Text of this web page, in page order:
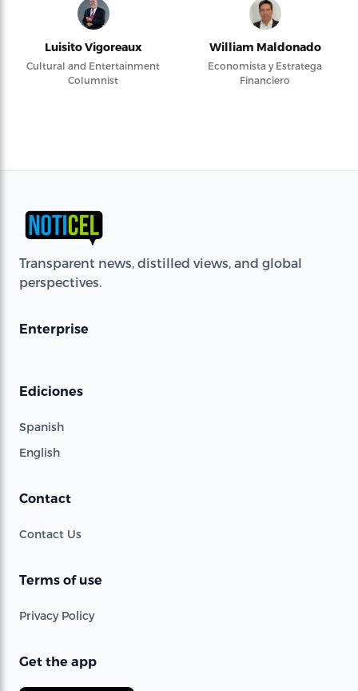
Luisito Vigoreaux
Cultural and Entertainment
Columnist
William Maldonado
Economista y Estratega
Financiero
Transparent news, distilled views, and global
perspectives.
Enterprise
Ediciones
Spanish
English
Contact
Contact Us
Terms of use
Privacy Policy
Get the app